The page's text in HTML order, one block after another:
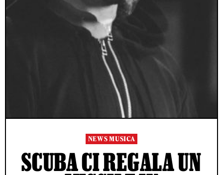
NEWS MUSICA
SCUBA CI REGALA UN